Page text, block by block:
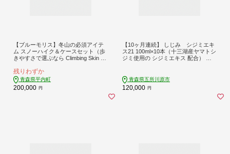
【ブルーモリス】冬山の必須アイテ
ム スノーハイク＆ケースセット（歩
きやすさで選ぶなら Climbing Skin So
moris F21J-197
残りわずか
青森県平内町
200,000 円
【10ヶ月連続】 しじみ シジミエキ
ス21 100ml×10本（十三湖産ヤマトシ
ジミ使用の シジミエキス 配合） 定
青森県五所川原市
120,000 円